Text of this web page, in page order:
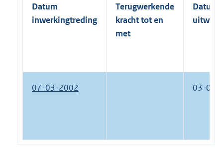
Datum
inwerkingtreding
Terugwerkende
kracht tot en
met
Datum
07-03-2002 03-06-